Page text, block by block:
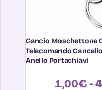
Gancio Moschettone
Telecomando
Anello Portachiavi
1,00€-